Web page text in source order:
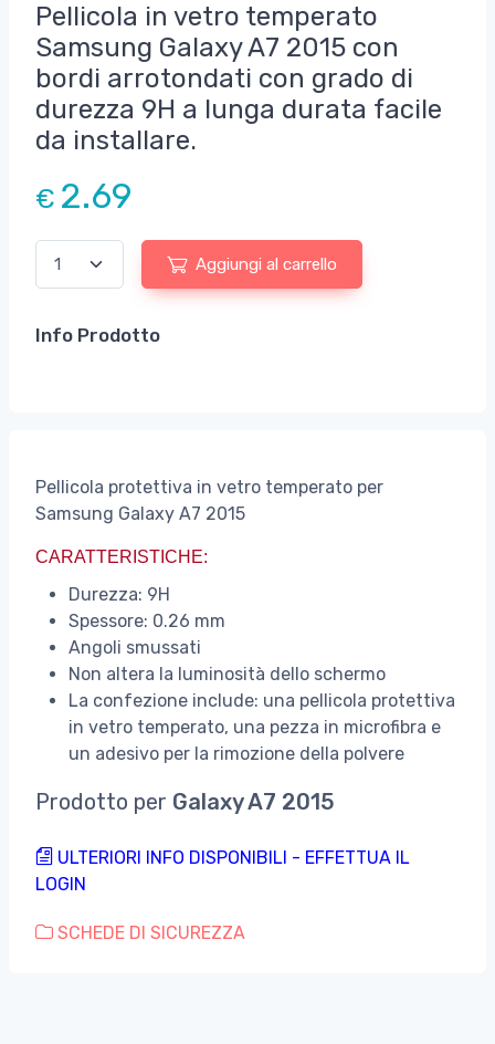
Pellicola in vetro temperato
Samsung Galaxy A7 2015 con
bordi arrotondati con grado di
durezza 9H a lunga durata facile
da installare.
€ 2.69
Aggiungi al carrello
Info Prodotto
Pellicola protettiva in vetro temperato per
Samsung Galaxy A7 2015
CARATTERISTICHE:
Durezza: 9H
Spessore: 0.26 mm
Angoli smussati
Non altera la luminosità dello schermo
La confezione include: una pellicola protettiva
in vetro temperato, una pezza in microfibra e
un adesivo per la rimozione della polvere
Prodotto per Galaxy A7 2015
ULTERIORI INFO DISPONIBILI - EFFETTUA IL
LOGIN
SCHEDE DI SICUREZZA